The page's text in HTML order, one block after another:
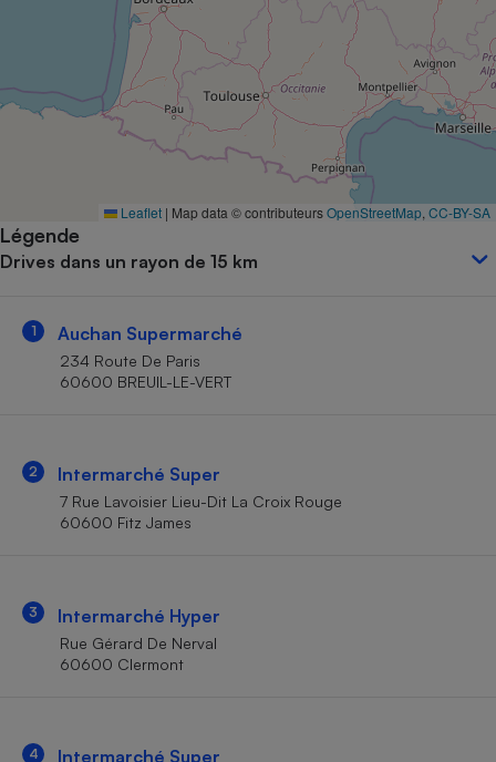
Leaflet | Map data © contributeursOpenStreetMap CC-BY-SA
Légende
Drives dans un rayon de 15 km
1 Auchan Supermarché
234 Route De Paris
60600 BREUIL-LE-VERT
2 Intermarché Super
7 Rue Lavoisier Lieu-Dit La Croix Rouge
60600 Fitz James
3 Intermarché Hyper
Rue Gérard De Nerval
60600 Clermont
4 Intermarché Super
Complément
alimentaire
Assurance emprunteur
Banque
Petit électroménager -
Téléphone mobile -
Matelas
Mutuelle